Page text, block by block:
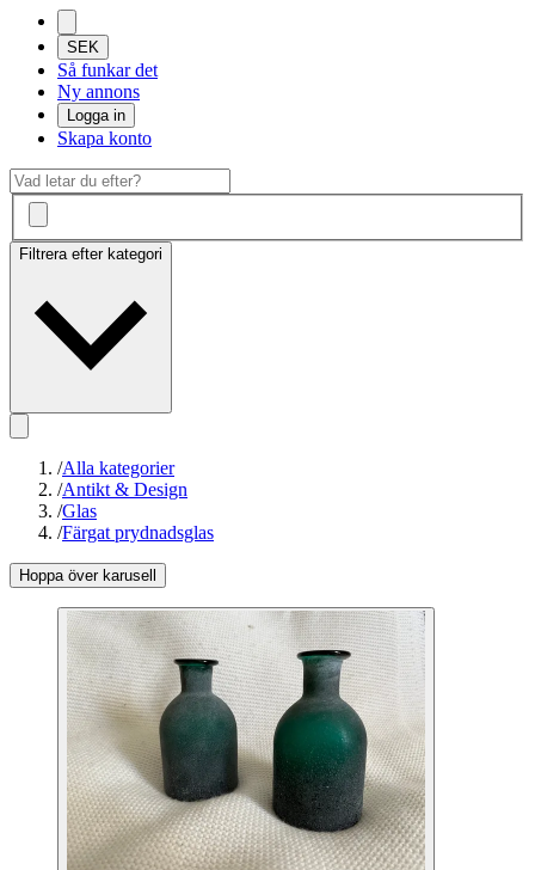
SEK
Så funkar det
Ny annons
Logga in
Skapa konto
Filtrera efter kategori
/Alla kategorier
/Antikt & Design
/Glas
/Färgat prydnadsglas
Hoppa över karusell